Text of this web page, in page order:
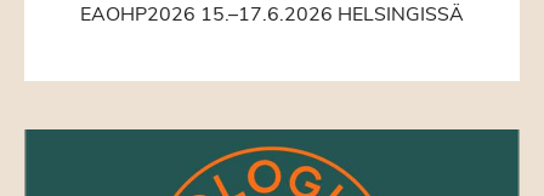
EAOHP2026 15.–17.6.2026 HELSINGISSÄ